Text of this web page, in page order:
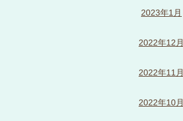
2023年1月
2022年12月
2022年11月
2022年10月